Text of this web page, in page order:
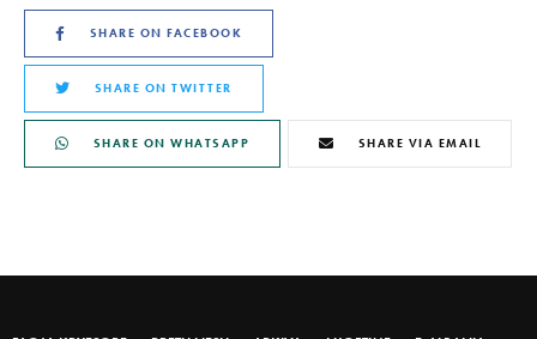
SHARE ON FACEBOOK
SHARE ON TWITTER
SHARE ON WHATSAPP SHARE VIA EMAIL